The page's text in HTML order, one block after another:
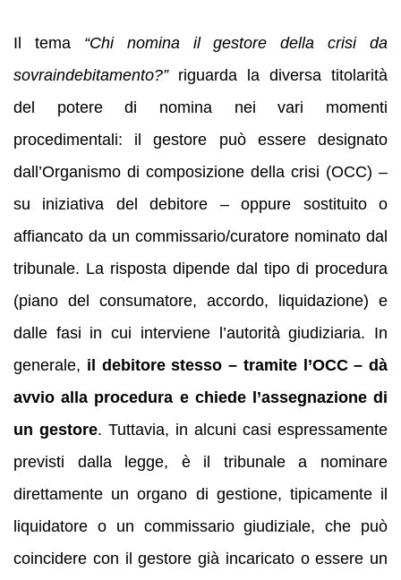
Il tema “Chi nomina il gestore della crisi da
sovraindebitamento?”riguarda la diversa titolarità
del potere di nomina nei vari momenti
procedimentali: il gestore può essere designato
dall’Organismo di composizione della crisi (OCC) –
su iniziativa del debitore – oppure sostituito o
affiancato da un commissario/curatore nominato dal
tribunale. La risposta dipende dal tipo di procedura
(piano del consumatore, accordo, liquidazione) e
dalle fasi in cui interviene l’autorità giudiziaria. In
generale, il debitore stesso – tramite l’OCC – dà
avvio alla procedura e chiede l’assegnazione di
un gestore. Tuttavia, in alcuni casi espressamente
previsti dalla legge, è il tribunale a nominare
direttamente un organo di gestione, tipicamente il
liquidatore o un commissario giudiziale, che può
coincidere con il gestore già incaricato o essere un